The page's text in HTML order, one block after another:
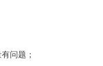
问题；